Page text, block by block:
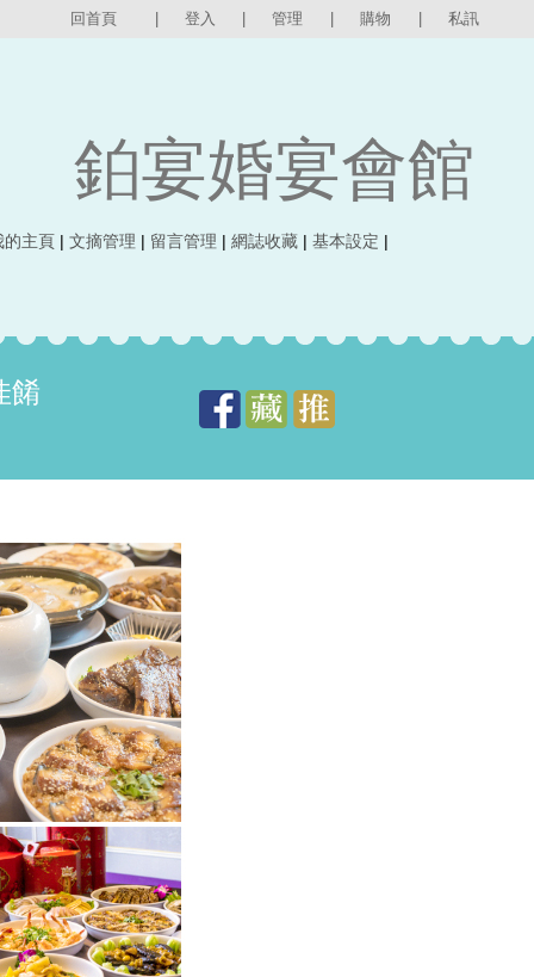
回首頁 登入 管理 購物 私訊
鉑宴婚宴會館
的主頁 | 文摘管理 | 留言管理 | 網誌收藏 | 基本設定 |
餚